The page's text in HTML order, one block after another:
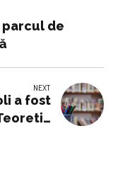
parcul de
NEXT
a fost